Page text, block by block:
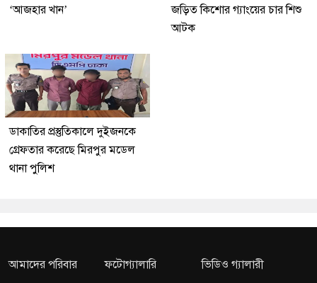
‘আজহার খান’
জড়িত কিশোর গ্যাংয়ের চার শিশু
আটক
ডাকাতির প্রস্তুতিকালে দুইজনকে
গ্রেফতার করেছে মিরপুর মডেল
থানা পুলিশ
আমাদের পরিবার ফটোগ্যালারি ভিডিও গ্যালারী